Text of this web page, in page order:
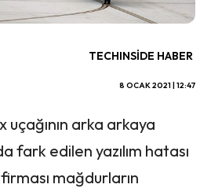
TECHINSIDE HABER
8 OCAK 2021 | 12:47
uçağının arka arkaya
fark edilen yazılım hatası
mağdurların